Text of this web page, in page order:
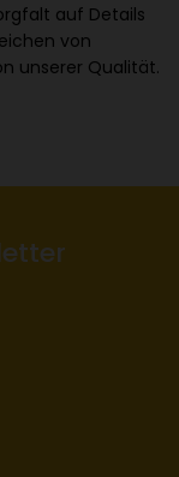
auf Details
von
unserer Qualität.